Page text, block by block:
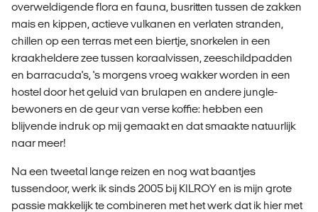
overweldigende flora en fauna, busritten tussen de zakken
mais en kippen, actieve vulkanen en verlaten stranden,
chillen op een terras met een biertje, snorkelen in een
kraakheldere zee tussen koraalvissen, zeeschildpadden
en barracuda's, 's morgens vroeg wakker worden in een
hostel door het geluid van brulapen en andere jungle-
bewoners en de geur van verse koffie: hebben een
blijvende indruk op mij gemaakt en dat smaakte natuurlijk
naar meer!
Na een tweetal lange reizen en nog wat baantjes
tussendoor, werk ik sinds 2005 bij KILROY en is mijn grote
passie makkelijk te combineren met het werk dat ik hier met